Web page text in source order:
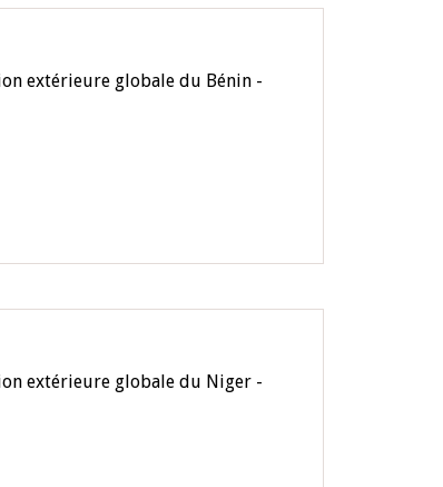
extérieure globale du Bénin -
extérieure globale du Niger -